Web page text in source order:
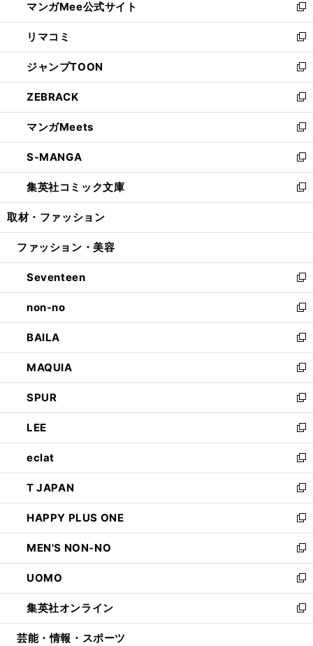
く
ド
ウ
で
開
く
ィ
ン
ド
ウ
で
開
く
い
ウ
ィ
ン
ド
ウ
で
開
く
マンガMee公式サイト
新
し
い
ウ
ィ
ン
ド
ウ
で
開
く
リマコミ
新
し
い
ウ
ィ
ン
ド
ウ
で
開
く
ジャンプTOON
新
し
い
ウ
ィ
ン
ド
ウ
で
開
ZEBRACK
新
し
い
ウ
ィ
ン
ド
ウ
開
マンガMeets
新
し
い
ウ
ィ
ン
ウ
開
く
S-MANGA
新
し
い
ウ
ン
ウ
で
開
く
集英社コミック文庫
新
し
ウ
ン
ド
ウ
で
開
く
取材・ファッション
ファッション・美容
Seventeen
新
し
い
ウ
ィ
ン
ド
ウ
で
開
く
non-no
新
し
い
ウ
ィ
ン
ド
ウ
で
開
く
BAILA
新
し
い
ウ
ィ
ン
ド
ウ
で
開
く
MAQUIA
新
し
い
ウ
ィ
ン
ド
ウ
で
開
く
SPUR
新
し
い
ウ
ィ
ン
ド
ウ
で
開
く
LEE
新
し
い
ウ
ィ
ン
ド
ウ
で
開
く
eclat
新
し
い
ウ
ィ
ン
ド
ウ
で
開
く
T JAPAN
新
し
い
ウ
ィ
ン
ド
ウ
で
開
HAPPY PLUS ONE
新
し
い
ウ
ィ
ン
ド
ウ
MEN'S NON-NO
新
し
い
ウ
ィ
ン
UOMO
新
し
い
ウ
集英社オンライン
新
し
芸能・情報・スポーツ